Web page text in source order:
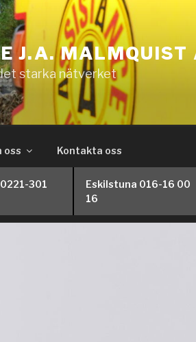
J.A. MALMQUIST
starka nätverket
oss Kontakta oss
301
Eskilstuna 016-16 00
16